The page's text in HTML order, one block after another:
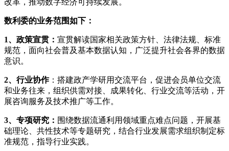
数利委的业务范围如下：
1、政策宣贯： 宣贯解读国家相关政策方针、法律法规、标准
规范，面向社会普及基本数据认知，广泛提升社会各界的数据
意识。
2、行业协作：搭建政产学研用交流平台，促进会员单位交流
和业务往来，组织供需对接、成果转化、行业交流等活动，开
展咨询服务及技术推广等工作。
3、专项研究： 围绕数据流通利用领域重点难点问题，开展基
础理论、共性技术等专题研究，结合行业发展需求组织制定标
准规范，指导行业实践。